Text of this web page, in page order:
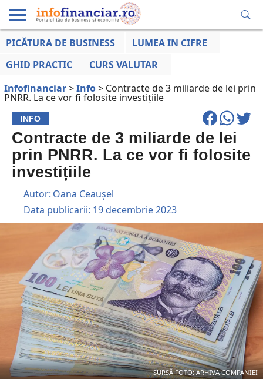
EDUCAȚIE
LA ZI
AFACERILOR
PICĂTURA DE BUSINESS
LUMEA IN CIFRE
GHID PRACTIC
CURS VALUTAR
Infofinanciar>Info> Contracte de 3 miliarde de lei prin
PNRR. La ce vor fi folosite investițiile
INFO
Contracte de 3 miliarde de lei
prin PNRR. La ce vor fi folosite
investițiile
Autor: Oana Ceaușel
Data publicarii: 19 decembrie 2023
SURSĂ FOTO: ARHIVA COMPANIEI